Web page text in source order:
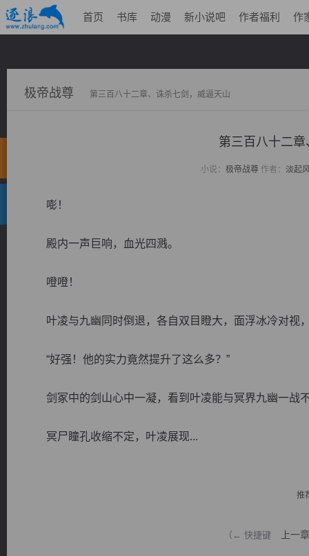
首页 书库 动漫 新小说吧 作者福利 作
极帝战尊 第三百八十二章、诛杀七剑，威逼天山
第三百八十二
小说： 极帝战尊作者： 淡起
嘭！
殿内一声巨响，血光四溅。
噔噔！
叶凌与九幽同时倒退，各自双目瞪大，面浮冰冷对视
“好强！他的实力竟然提升了这么多？”
剑冢中的剑山心中一凝，看到叶凌能与冥界九幽一战
冥尸瞳孔收缩不定，叶凌展现...
推
（← 快捷键 上一章